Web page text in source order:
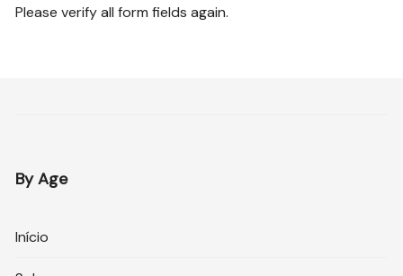
Please verify all form fields again.
By Age
Início